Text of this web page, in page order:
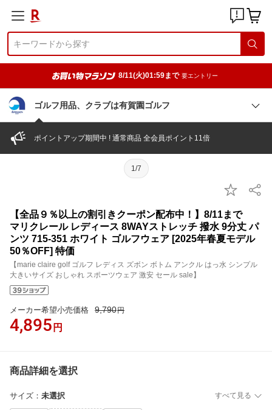
8/11(火)01:59まで 要エントリー
ゴルフ用品、クラブは有賀園ゴルフ
ポイントアップ期間中 ! 通常商品 全会員ポイント11倍
1/7
【全品９％以上の割引きクーポン配布中！】8/11まで
マリクレール レディース 8WAYストレッチ 撥水 9分丈 パ
ンツ 715-351 ホワイト ゴルフウェア [2025年春夏モデル
50％OFF] 特価
【marie claire golf ゴルフ レディス ズボン ボトム アンクル はっ水 シンプル
大きいサイズ おしゃれ スポーツウェア 激安 セール sale】
メーカー希望小売価格 9,790円
4,895 円
商品詳細を選択
サイズ ： 未選択 すべて見る